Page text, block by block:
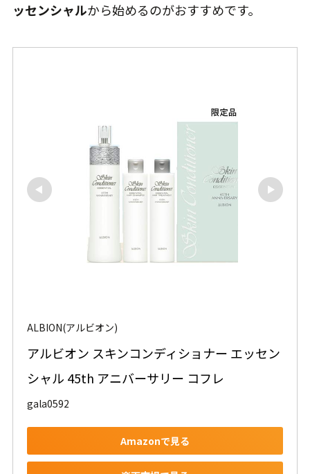
ッセンシャルから始めるのがおすすめです。
ALBION(アルビオン)
アルビオン スキンコンディショナー エッセン
シャル 45th アニバーサリー コフレ
gala0592
Amazonで見る